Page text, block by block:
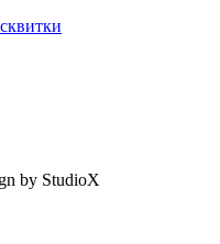
by StudioX